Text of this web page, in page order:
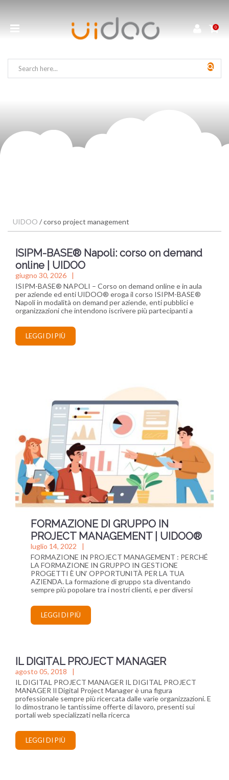
0
UIDOO /corso project management
ISIPM-BASE® Napoli: corso on demand
online | UIDOO
giugno 30, 2026
ISIPM-BASE® NAPOLI – Corso on demand online e in aula
per aziende ed enti UIDOO® eroga il corso ISIPM-BASE®
Napoli in modalità on demand per aziende, enti pubblici e
organizzazioni che intendono iscrivere più partecipanti a
LEGGI DI PIÙ
FORMAZIONE DI GRUPPO IN
PROJECT MANAGEMENT| UIDOO®
luglio 14, 2022
FORMAZIONE IN PROJECT MANAGEMENT : PERCHÉ
LA FORMAZIONE IN GRUPPO IN GESTIONE
PROGETTI È UN’ OPPORTUNITÀ PER LA TUA
AZIENDA. La formazione di gruppo sta diventando
sempre più popolare tra i nostri clienti, e per diversi
LEGGI DI PIÙ
IL DIGITAL PROJECT MANAGER
agosto 05, 2018
IL DIGITAL PROJECT MANAGER IL DIGITAL PROJECT
MANAGER Il Digital Project Manager è una figura
professionale sempre più ricercata dalle varie organizzazioni. E
lo dimostrano le tantissime offerte di lavoro, presenti sui
portali web specializzati nella ricerca
LEGGI DI PIÙ